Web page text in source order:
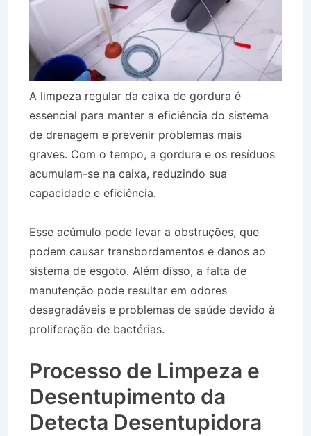
A limpeza regular da caixa de gordura é
essencial para manter a eficiência do sistema
de drenagem e prevenir problemas mais
graves. Com o tempo, a gordura e os resíduos
acumulam-se na caixa, reduzindo sua
capacidade e eficiência.
Esse acúmulo pode levar a obstruções, que
podem causar transbordamentos e danos ao
sistema de esgoto. Além disso, a falta de
manutenção pode resultar em odores
desagradáveis e problemas de saúde devido à
proliferação de bactérias.
Processo de Limpeza e
Desentupimento da
Detecta Desentupidora